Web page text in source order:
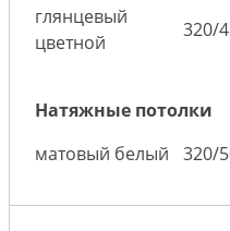
глянцевый
цветной
320/
Натяжные потолки
матовый белый
320/